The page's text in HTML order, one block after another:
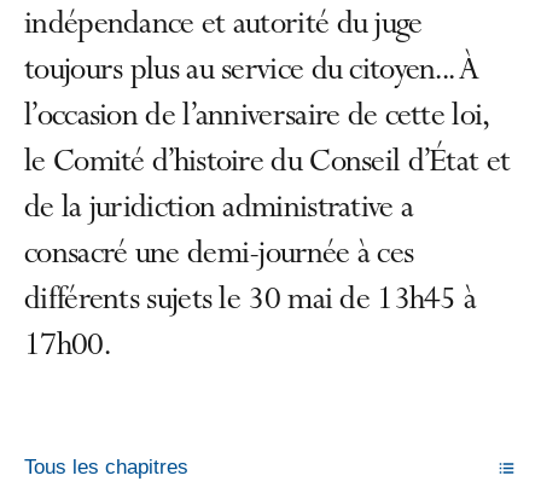
indépendance et autorité du juge
toujours plus au service du citoyen... À
l’occasion de l’anniversaire de cette loi,
le Comité d’histoire du Conseil d’État et
de la juridiction administrative a
consacré une demi-journée à ces
différents sujets le 30 mai de 13h45 à
17h00.
Tous les chapitres